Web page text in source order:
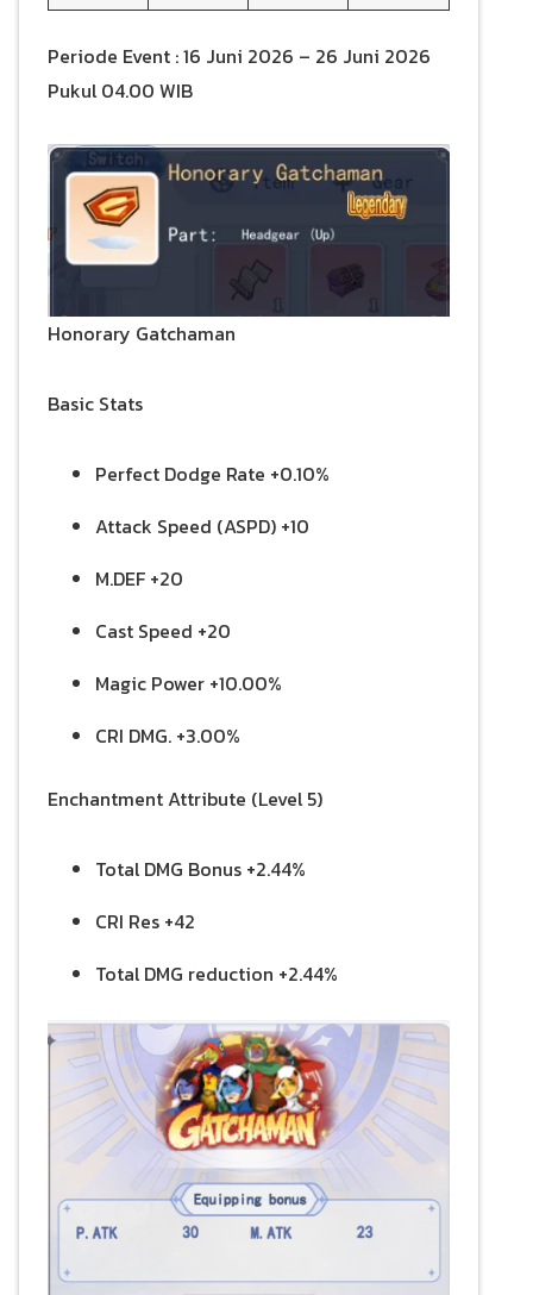
Periode Event : 16 Juni 2026 – 26 Juni 2026
Pukul 04.00 WIB
Honorary Gatchaman
Basic Stats
Perfect Dodge Rate +0.10%
Attack Speed (ASPD) +10
M.DEF +20
Cast Speed +20
Magic Power +10.00%
CRI DMG. +3.00%
Enchantment Attribute (Level 5)
Total DMG Bonus +2.44%
CRI Res +42
Total DMG reduction +2.44%